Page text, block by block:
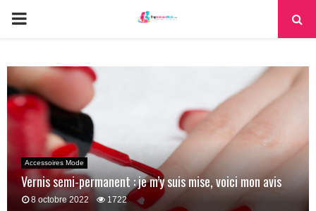
PRIMARY
Accessoires Mode
Vernis semi-permanent : je m’y suis mise, voici mon avis
8 octobre 2022 1722